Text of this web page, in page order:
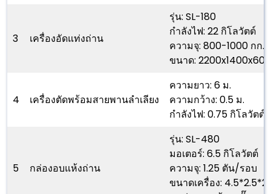
3 เครื่องอัดแท่งถ่าน
รุ่น: SL-180
กำลังไฟ: 22 กิโลวัตต์
ความจุ: 800-1000 กก
ขนาด:
4 เครื่องตัดพร้อมสายพานลำเลียง
ความยาว: 6 ม.
ความกว้าง: 0.5 ม.
กำลังไฟ: 0.75 กิโลวัตต์
5 กล่องอบแห้งถ่าน
รุ่น: SL-480
มอเตอร์: 6.5 กิโลวัตต์
ความจุ: 1.25 ตัน/รอบ
ขนาดเครื่อง: